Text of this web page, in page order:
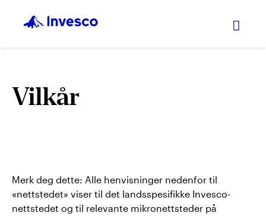
Vilkår
Merk deg dette: Alle henvisninger nedenfor til
«nettstedet» viser til det landsspesifikke Invesco-
nettstedet og til relevante mikronettsteder på